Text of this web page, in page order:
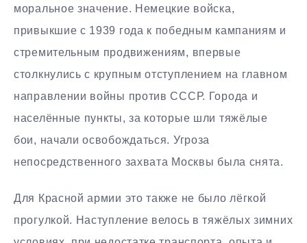
моральное значение. Немецкие войска,
привыкшие с 1939 года к победным кампаниям и
стремительным продвижениям, впервые
столкнулись с крупным отступлением на главном
направлении войны против СССР. Города и
населённые пункты, за которые шли тяжёлые
бои, начали освобождаться. Угроза
непосредственного захвата Москвы была снята.
Для Красной армии это также не было лёгкой
прогулкой. Наступление велось в тяжёлых зимних